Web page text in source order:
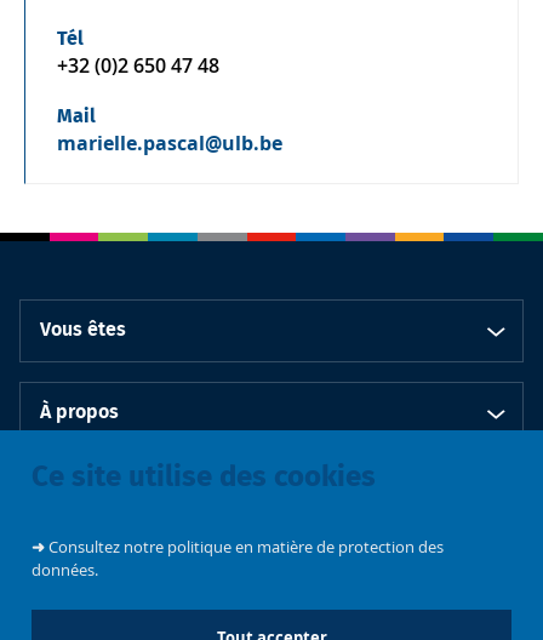
Ce site utilise des cookies
➜Consultez notre politique en matière de protection des
données.
Tél
+32 (0)2 650 47 48
Mail
marielle.pascal@ulb.be
Vous êtes
À propos